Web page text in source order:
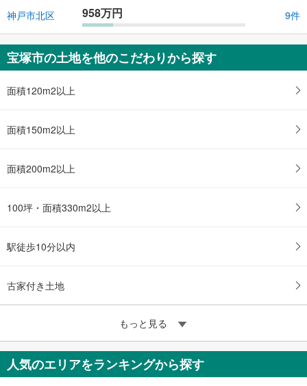
神戸市北区 958万円 9件
宝塚市の土地を他のこだわりから探す
面積120m2以上
面積150m2以上
面積200m2以上
100坪・面積330m2以上
駅徒歩10分以内
古家付き土地
もっと見る
人気のエリアをランキングから探す